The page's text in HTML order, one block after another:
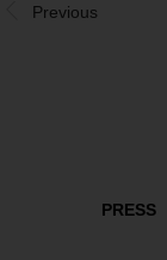
Previous
PRESS